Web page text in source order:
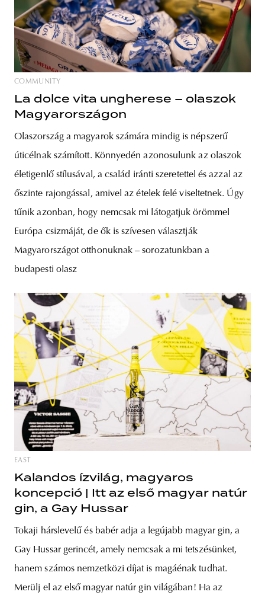
COMMUNITY
La dolce vita ungherese – olaszok
Magyarországon
Olaszország a magyarok számára mindig is népszerű
úticélnak számított. Könnyedén azonosulunk az olaszok
életigenlő stílusával, a család iránti szeretettel és azzal az
őszinte rajongással, amivel az ételek felé viseltetnek. Úgy
tűnik azonban, hogy nemcsak mi látogatjuk örömmel
Európa csizmáját, de ők is szívesen választják
Magyarországot otthonuknak – sorozatunkban a
budapesti olasz
EAST
Kalandos ízvilág, magyaros
koncepció | Itt az első magyar natúr
gin, a Gay Hussar
Tokaji hárslevelű és babér adja a legújabb magyar gin, a
Gay Hussar gerincét, amely nemcsak a mi tetszésünket,
hanem számos nemzetközi díjat is magáénak tudhat.
Merülj el az első magyar natúr gin világában! Ha az